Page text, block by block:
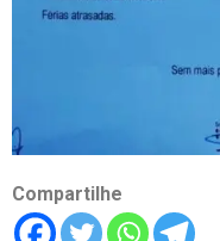
Compartilhe